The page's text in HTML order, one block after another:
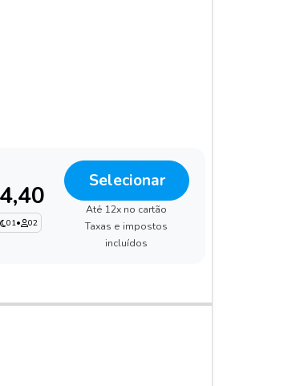
01• 02
Selecionar
Até 12x no cartão
Taxas e impostos
incluídos